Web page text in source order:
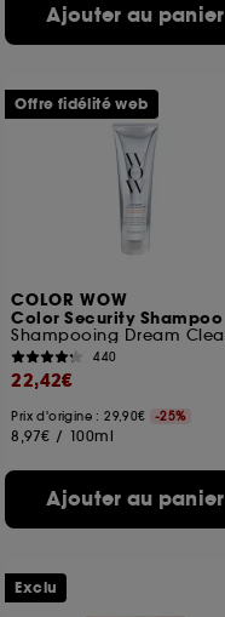
Ajouter au panier
COLOR WOW
Color Security Shampoo
440
22,42€
Prix d'origine : 29,90€ -25%
8,97€ / 100ml
Ajouter au panier
Offre fidélité web
Exclu